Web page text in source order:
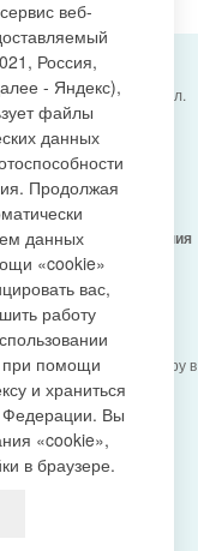
поселения Излучинск, ул.
Нижневартовский
округ-Югра
izluchinsk.ru
городского поселения
Денис Ярославович
77 , e-mail:
izluchinsk.ru
службой по надзору в
и массовых
регистрационный
веб-
Россия,
- Яндекс),
файлы
данных
Продолжая
данных
«cookie»
вас,
работу
при помощи
и храниться
Федерации. Вы
«cookie»,
в браузере.